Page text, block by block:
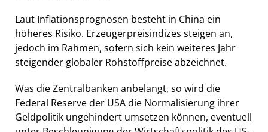
Laut Inflationsprognosen besteht in China ein
höheres Risiko. Erzeugerpreisindizes steigen an,
jedoch im Rahmen, sofern sich kein weiteres Jahr
steigender globaler Rohstoffpreise abzeichnet.
Was die Zentralbanken anbelangt, so wird die
Federal Reserve der USA die Normalisierung ihrer
Geldpolitik ungehindert umsetzen können, eventuell